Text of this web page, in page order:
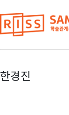
한경진